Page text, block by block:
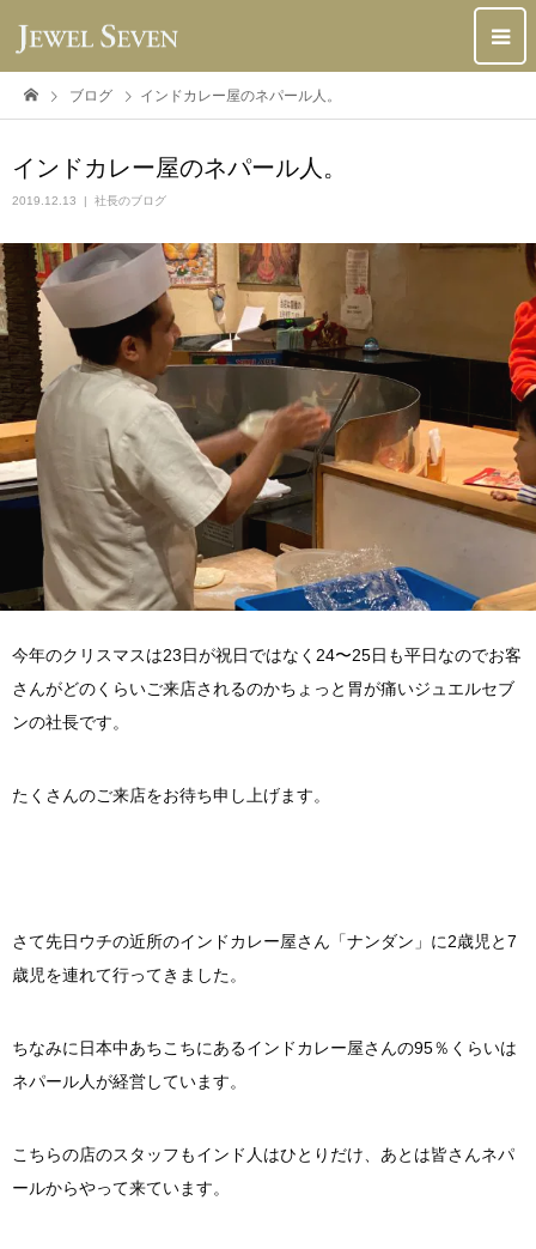
ブログ インドカレー屋のネパール人。
インドカレー屋のネパール人。
2019.12.13 社長のブログ
今年のクリスマスは23日が祝日ではなく24〜25日も平日なのでお客
さんがどのくらいご来店されるのかちょっと胃が痛いジュエルセブ
ンの社長です。
たくさんのご来店をお待ち申し上げます。
さて先日ウチの近所のインドカレー屋さん「ナンダン」に2歳児と7
歳児を連れて行ってきました。
ちなみに日本中あちこちにあるインドカレー屋さんの95％くらいは
ネパール人が経営しています。
こちらの店のスタッフもインド人はひとりだけ、あとは皆さんネパ
ールからやって来ています。